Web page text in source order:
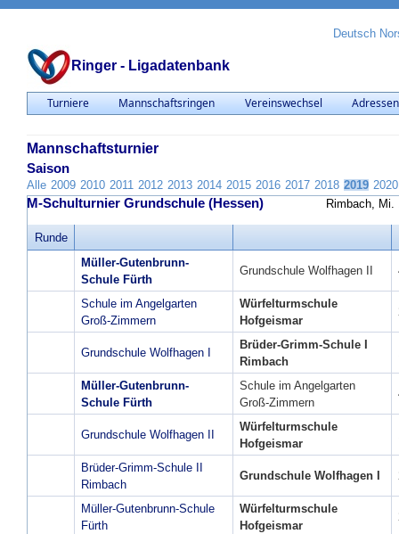
Ringer - Ligadatenbank
Deutsch
Turniere Mannschaftsringen Vereinswechsel Adressen
Mannschaftsturnier
Saison
Alle 2009 2010 2011 2012 2013 2014 2015 2016 2017 2018 2019 2020
M-Schulturnier Grundschule (Hessen) Rimbach, Mi.
Runde
Müller-Gutenbrunn-
Schule Fürth
Grundschule Wolfhagen II
Schule im Angelgarten
Groß-Zimmern
Würfelturmschule
Hofgeismar
Grundschule Wolfhagen I
Brüder-Grimm-Schule I
Rimbach
Müller-Gutenbrunn-
Schule Fürth
Schule im Angelgarten
Groß-Zimmern
Grundschule Wolfhagen II
Würfelturmschule
Hofgeismar
Brüder-Grimm-Schule II
Rimbach
Grundschule Wolfhagen I
Müller-Gutenbrunn-Schule
Fürth
Würfelturmschule
Hofgeismar